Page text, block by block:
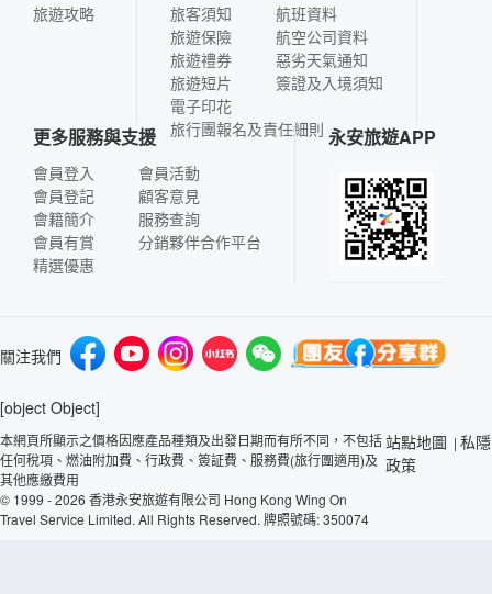
旅遊攻略
旅客須知
旅遊保險
旅遊禮券
旅遊短片
電子印花
航班資料
航空公司資料
惡劣天氣通知
簽證及入境須知
旅行團報名及責任細則
更多服務與支援
會員登入
會員登記
會籍簡介
會員有賞
精選優惠
會員活動
顧客意見
服務查詢
分銷夥伴合作平台
永安旅遊APP
關注我們
[object Object]
本網頁所顯示之價格因應產品種類及出發日期而有所不同，不包括
任何稅項、燃油附加費、行政費、簽証費、服務費(旅行團適用)及
其他應繳費用
© 1999 - 2026 香港永安旅遊有限公司 Hong Kong Wing On
Travel Service Limited. All Rights Reserved. 牌照號碼: 350074
站點地圖 | 私隱
政策